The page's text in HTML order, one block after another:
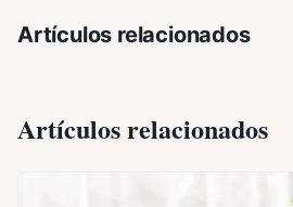
Artículos relacionados
Artículos relacionados